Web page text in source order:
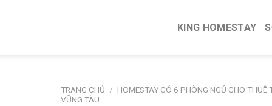
KING HOMESTAY
TRANG CHỦ / HOMESTAY CÓ 6 PHÒNG NGỦ CHO THUÊ
VŨNG TÀU